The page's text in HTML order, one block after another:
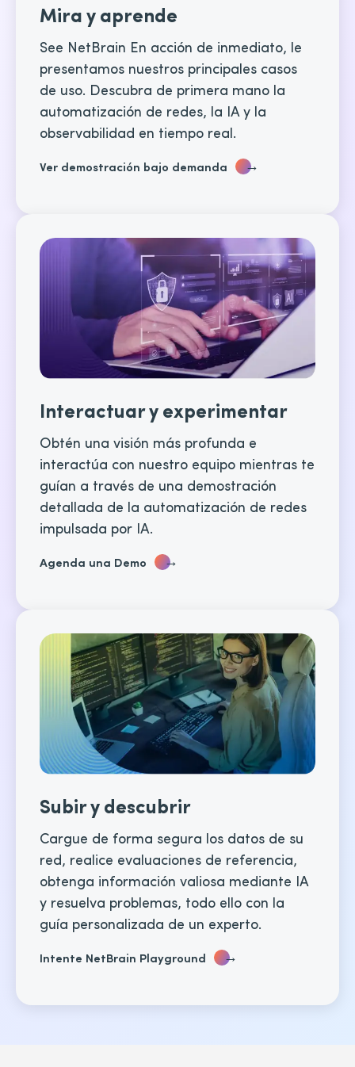
Mira y aprende
See NetBrain En acción de inmediato, le
presentamos nuestros principales casos
de uso. Descubra de primera mano la
automatización de redes, la IA y la
observabilidad en tiempo real.
Ver demostración bajo demanda →
Interactuar y experimentar
Obtén una visión más profunda e
interactúa con nuestro equipo mientras te
guían a través de una demostración
detallada de la automatización de redes
impulsada por IA.
Agenda una Demo →
Subir y descubrir
Cargue de forma segura los datos de su
red, realice evaluaciones de referencia,
obtenga información valiosa mediante IA
y resuelva problemas, todo ello con la
guía personalizada de un experto.
Intente NetBrain Playground →